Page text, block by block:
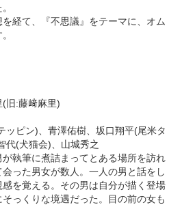
経て、『不思議』をテーマに、オム
旧:藤﨑麻里)
ッピン)、青澤佑樹、坂口翔平(尾米タ
代(犬猫会)、山城秀之
執筆に煮詰まってとある場所を訪れ
った男女が数人。一人の男と話をし
を覚える。その男は自分が描く登場
っくりな境遇だった。目の前の女も